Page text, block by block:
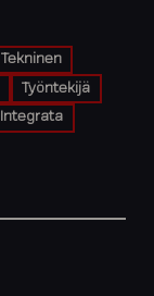
Tekninen
Työntekijä
Integrata